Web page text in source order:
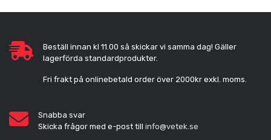
Beställ innan kl 11.00 så skickar vi samma dag! Gäller
lagerförda standardprodukter.
Fri frakt på onlinebetald order över 2000kr exkl. moms.
Snabba svar
Skicka frågor med e-post till info@vetek.se